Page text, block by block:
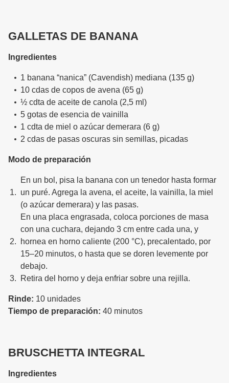
GALLETAS DE BANANA
Ingredientes
1 banana “nanica” (Cavendish) mediana (135 g)
10 cdas de copos de avena (65 g)
½ cdta de aceite de canola (2,5 ml)
5 gotas de esencia de vainilla
1 cdta de miel o azúcar demerara (6 g)
2 cdas de pasas oscuras sin semillas, picadas
Modo de preparación
En un bol, pisa la banana con un tenedor hasta formar
un puré. Agrega la avena, el aceite, la vainilla, la miel
(o azúcar demerara) y las pasas.
En una placa engrasada, coloca porciones de masa
con una cuchara, dejando 3 cm entre cada una, y
hornea en horno caliente (200 °C), precalentado, por
15–20 minutos, o hasta que se doren levemente por
debajo.
Retira del horno y deja enfriar sobre una rejilla.
Rinde: 10 unidades
Tiempo de preparación: 40 minutos
BRUSCHETTA INTEGRAL
Ingredientes